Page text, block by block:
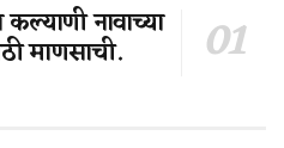
नावाच्या
माणसाची.